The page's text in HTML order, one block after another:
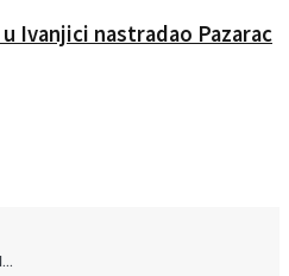
Ivanjici nastradao Pazarac